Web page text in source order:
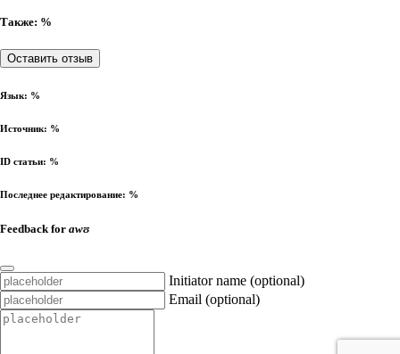
Также: %
Оставить отзыв
Язык: %
Источник: %
ID статьи: %
Последнее редактирование: %
Feedback for awʊ